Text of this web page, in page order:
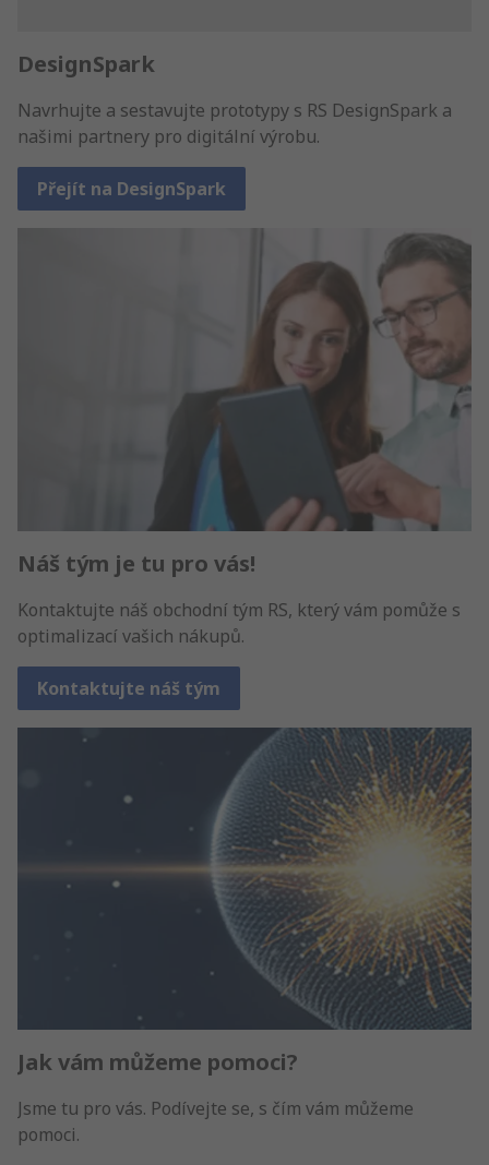
DesignSpark
Navrhujte a sestavujte prototypy s RS DesignSpark a
našimi partnery pro digitální výrobu.
Přejít na DesignSpark
Náš tým je tu pro vás!
Kontaktujte náš obchodní tým RS, který vám pomůže s
optimalizací vašich nákupů.
Kontaktujte náš tým
Jak vám můžeme pomoci?
Jsme tu pro vás. Podívejte se, s čím vám můžeme
pomoci.